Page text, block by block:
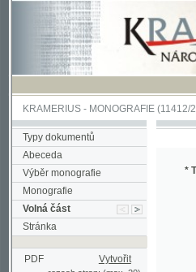
KRAMERIUS-MONOGRAFIE(11412/
Typy dokumentů
Abeceda
Výběr monografie
Monografie
Volná část
Stránka
PDF Vytvořit
rozsah stran: (max. 20)
* Typ